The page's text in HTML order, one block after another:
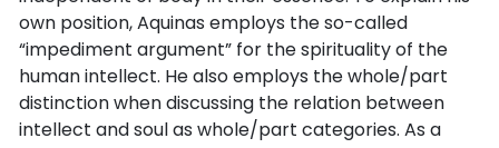
own position, Aquinas employs the so-called
“impediment argument” for the spirituality of the
human intellect. He also employs the whole/part
distinction when discussing the relation between
intellect and soul as whole/part categories. As a